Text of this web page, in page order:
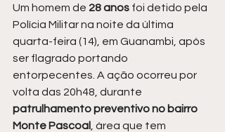
Um homem de 28 anos foi detido pela
Polícia Militar na noite da última
quarta-feira (14), em Guanambi, após
ser flagrado portando
entorpecentes. A ação ocorreu por
volta das 20h48, durante
patrulhamento preventivo no bairro
Monte Pascoal
, área que tem